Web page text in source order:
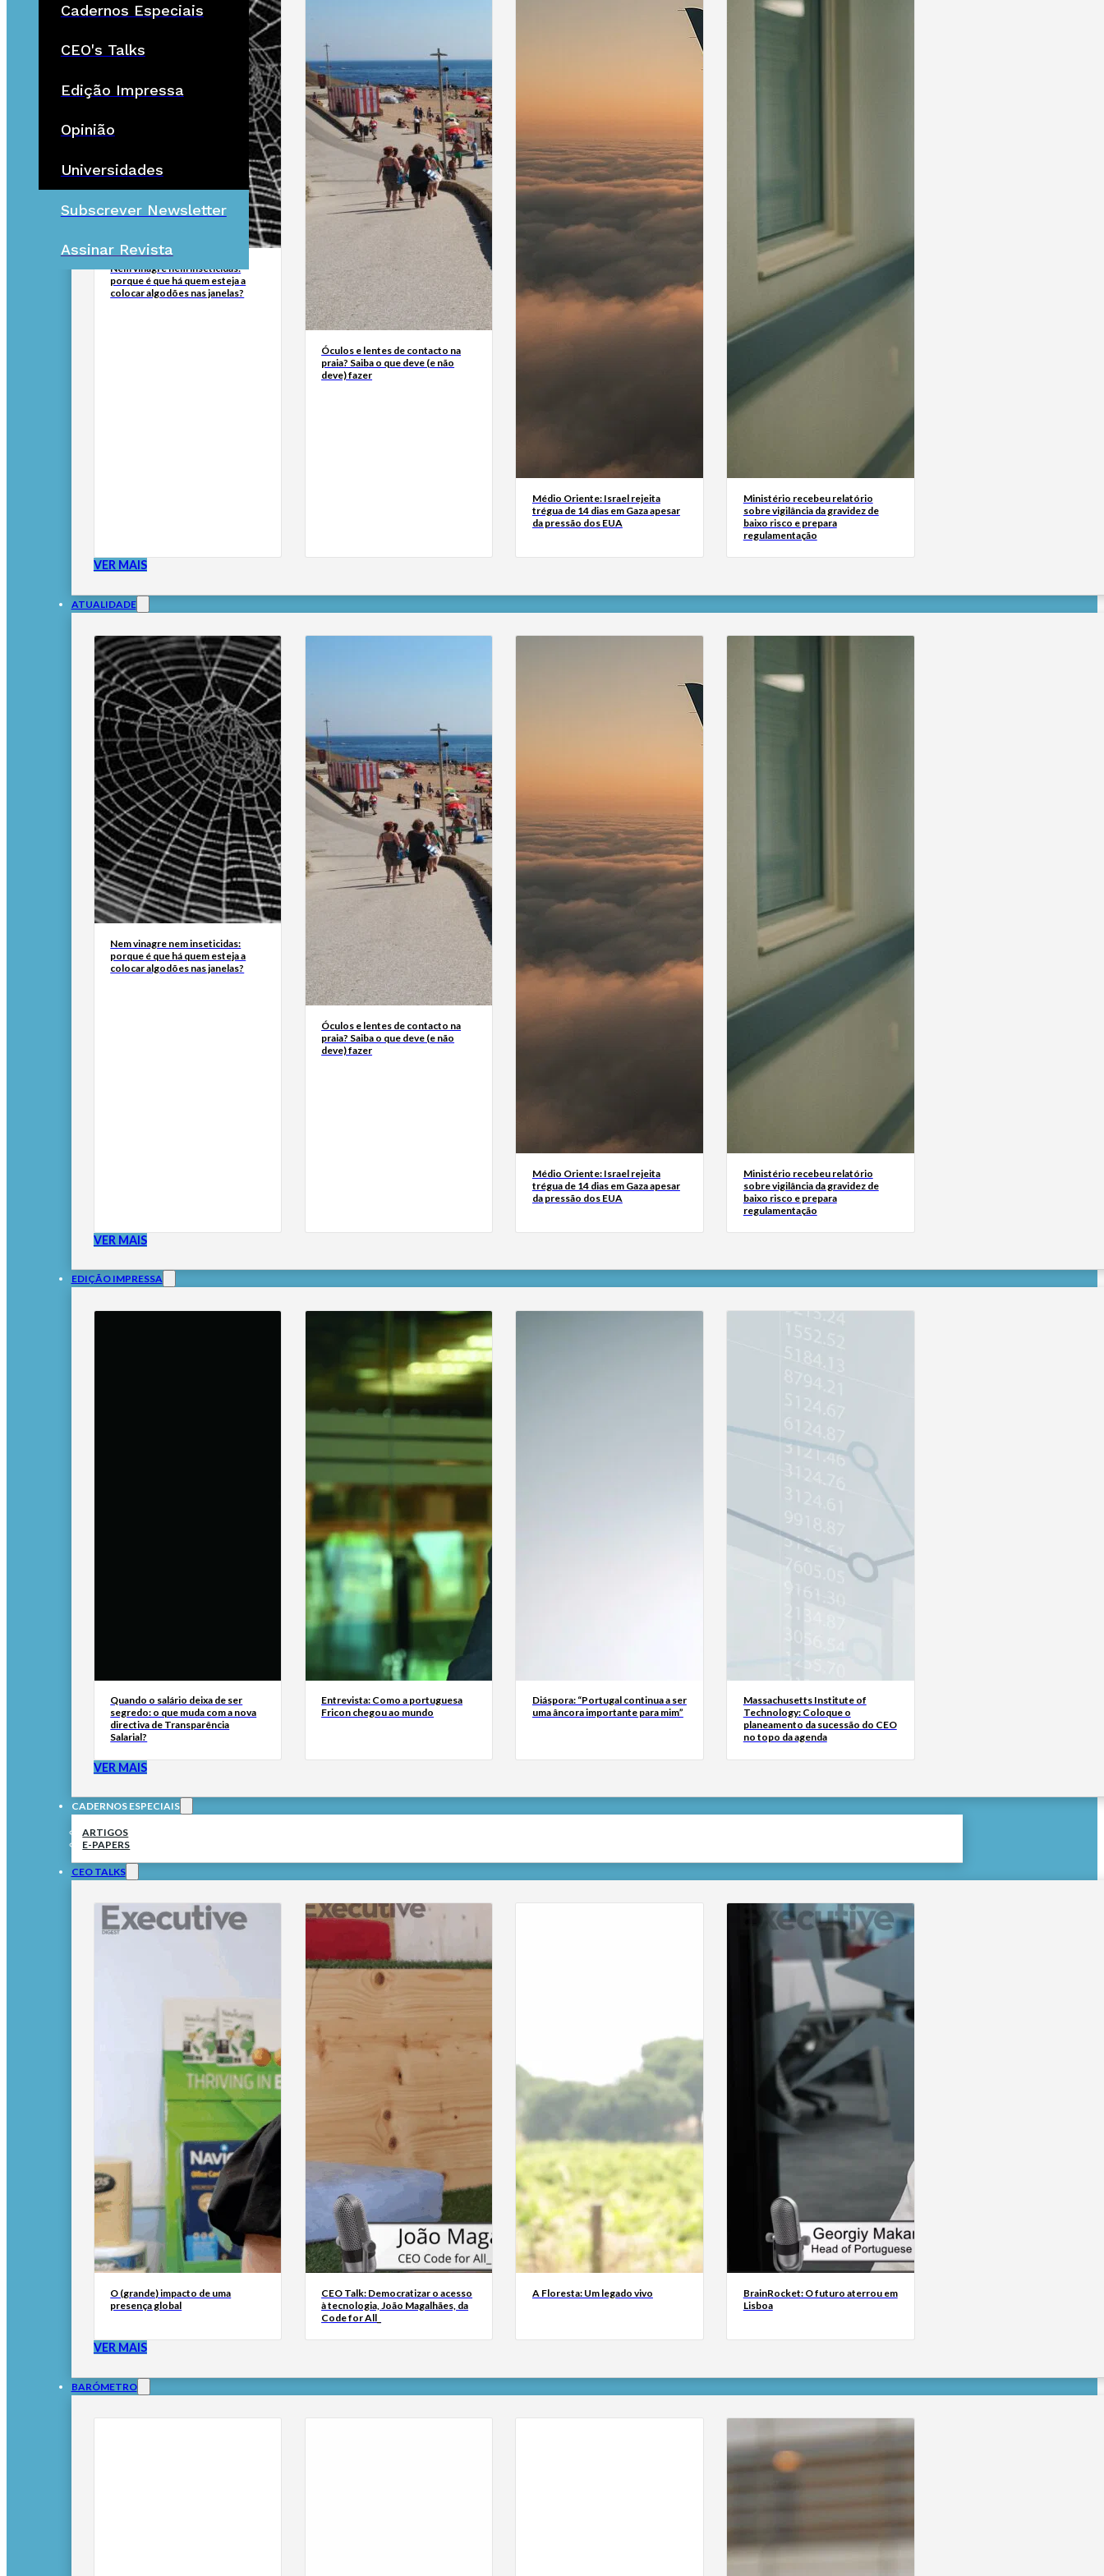
Cadernos Especiais
CEO's Talks
Edição Impressa
Opinião
Universidades
Subscrever Newsletter
Assinar Revista
Nem vinagre nem inseticidas:
porque é que há quem esteja a
colocar algodões nas janelas?
Óculos e lentes de contacto na
praia? Saiba o que deve (e não
deve) fazer
Médio Oriente: Israel rejeita
trégua de 14 dias em Gaza apesar
da pressão dos EUA
Ministério recebeu relatório
sobre vigilância da gravidez de
baixo risco e prepara
regulamentação
VER MAIS
ATUALIDADE
Nem vinagre nem inseticidas:
porque é que há quem esteja a
colocar algodões nas janelas?
Óculos e lentes de contacto na
praia? Saiba o que deve (e não
deve) fazer
Médio Oriente: Israel rejeita
trégua de 14 dias em Gaza apesar
da pressão dos EUA
Ministério recebeu relatório
sobre vigilância da gravidez de
baixo risco e prepara
regulamentação
VER MAIS
EDIÇÃO IMPRESSA
Quando o salário deixa de ser
segredo: o que muda com a nova
directiva de Transparência
Salarial?
Entrevista: Como a portuguesa
Fricon chegou ao mundo
Diáspora: “Portugal continua a ser
uma âncora importante para mim”
Massachusetts Institute of
Technology: Coloque o
planeamento da sucessão do CEO
no topo da agenda
VER MAIS
CADERNOS ESPECIAIS
ARTIGOS
E-PAPERS
CEO TALKS
O (grande) impacto de uma
presença global
CEO Talk: Democratizar o acesso
à tecnologia, João Magalhães, da
Code for All_
A Floresta: Um legado vivo
BrainRocket: O futuro aterrou em
Lisboa
VER MAIS
BARÓMETRO